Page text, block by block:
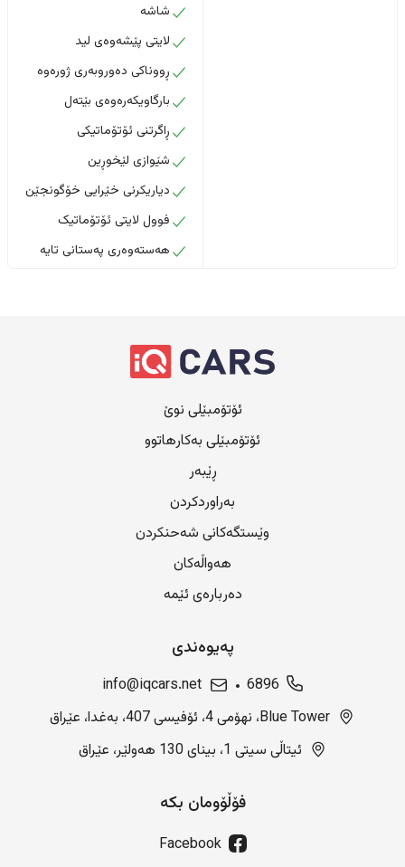
شاشە
لایتی پێشەوەی لید
ڕووناکی دەوروبەری ژورەوە
بارگاویکەرەوەی بێتەل
ڕاگرتنی ئۆتۆماتیکی
شێوازی لێخوڕین
دیاریکرنی خێرایی خۆگونجێن
فوول لایتی ئۆتۆماتیک
هەستەوەری پەستانی تایە
ئۆتۆمبێلی نوێ
ئۆتۆمبێلی بەکارهاتوو
ڕێبەر
بەراوردکردن
وێستگەکانی شەحنکردن
هەواڵەکان
دەربارەی ئێمە
پەیوەندی
6896
info@iqcars.net
Blue Tower، نهۆمی 4، ئۆفیسی 407، بەغدا، عێراق
ئیتاڵی سیتی 1، بینای 130 هەولێر، عێراق
فۆڵۆومان بکە
Facebook